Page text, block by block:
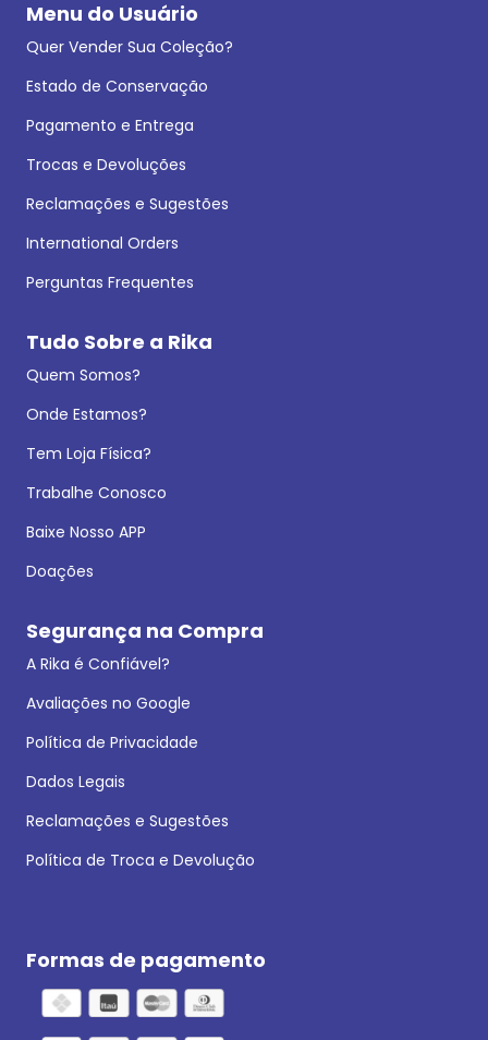
Menu do Usuário
Quer Vender Sua Coleção?
Estado de Conservação
Pagamento e Entrega
Trocas e Devoluções
Reclamações e Sugestões
International Orders
Perguntas Frequentes
Tudo Sobre a Rika
Quem Somos?
Onde Estamos?
Tem Loja Física?
Trabalhe Conosco
Baixe Nosso APP
Doações
Segurança na Compra
A Rika é Confiável?
Avaliações no Google
Política de Privacidade
Dados Legais
Reclamações e Sugestões
Política de Troca e Devolução
Formas de pagamento